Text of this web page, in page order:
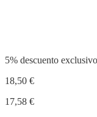
5% descuento
18,50 €
17,58 €